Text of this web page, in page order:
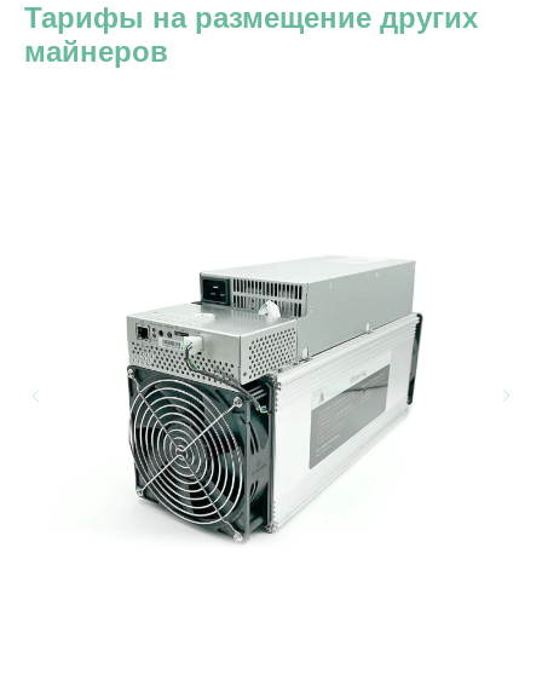
Тарифы на размещение других
майнеров